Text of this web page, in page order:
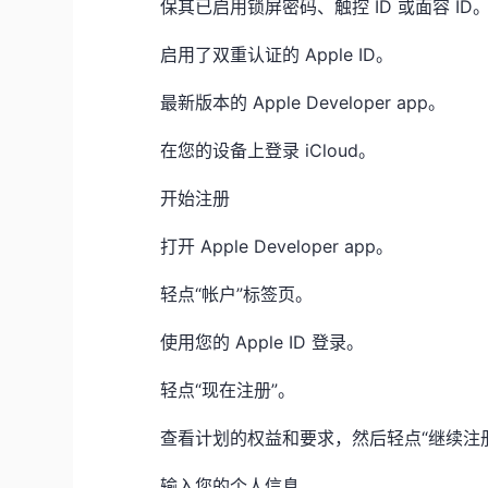
保其已启用锁屏密码、触控 ID 或面容 ID。
启用了双重认证的 Apple ID。
最新版本的 Apple Developer app。
在您的设备上登录 iCloud。
开始注册
打开 Apple Developer app。
轻点“帐户”标签页。
使用您的 Apple ID 登录。
轻点“现在注册”。
查看计划的权益和要求，然后轻点“继续注